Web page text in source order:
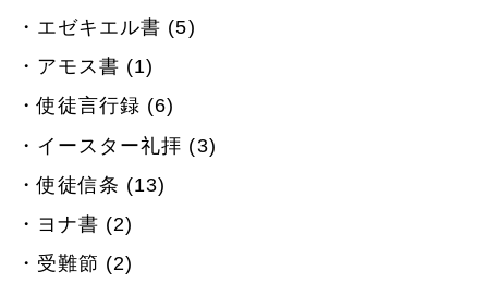
エゼキエル書 (5)
アモス書 (1)
使徒言行録 (6)
イースター礼拝 (3)
使徒信条 (13)
ヨナ書 (2)
受難節 (2)